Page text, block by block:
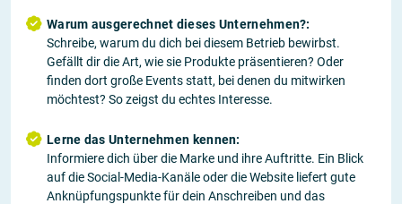
Warum ausgerechnet dieses Unternehmen?:
Schreibe, warum du dich bei diesem Betrieb bewirbst.
Gefällt dir die Art, wie sie Produkte präsentieren? Oder
finden dort große Events statt, bei denen du mitwirken
möchtest? So zeigst du echtes Interesse.
Lerne das Unternehmen kennen:
Informiere dich über die Marke und ihre Auftritte. Ein Blick
auf die Social-Media-Kanäle oder die Website liefert gute
Anknüpfungspunkte für dein Anschreiben und das